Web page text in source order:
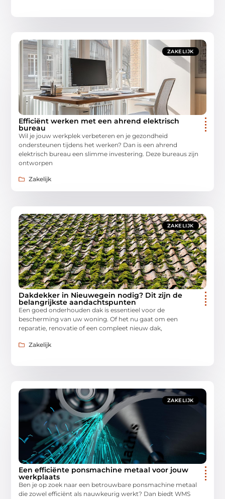
ZAKELIJK
Efficiënt werken met een ahrend elektrisch
bureau
Wil je jouw werkplek verbeteren en je gezondheid
ondersteunen tijdens het werken? Dan is een ahrend
elektrisch bureau een slimme investering. Deze bureaus zijn
ontworpen
Zakelijk
ZAKELIJK
Dakdekker in Nieuwegein nodig? Dit zijn de
belangrijkste aandachtspunten
Een goed onderhouden dak is essentieel voor de
bescherming van uw woning. Of het nu gaat om een
reparatie, renovatie of een compleet nieuw dak,
Zakelijk
ZAKELIJK
Een efficiënte ponsmachine metaal voor jouw
werkplaats
Ben je op zoek naar een betrouwbare ponsmachine metaal
die zowel efficiënt als nauwkeurig werkt? Dan biedt WMS